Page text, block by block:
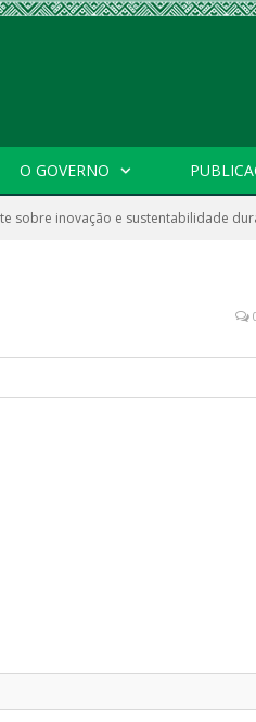
O GOVERNO
sobre inovação e sustentabilidade